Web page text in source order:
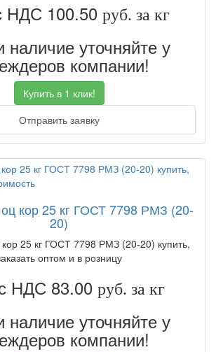
НДС 100.50 руб. за кг
уточняйте у
компании!
Купить в 1 клик!
Отправить заявку
кор 25 кг ГОСТ 7798 РМЗ (20-
20)
25 кг ГОСТ 7798 РМЗ (20-20) купить,
оптом и в розницу
НДС 83.00 руб. за кг
уточняйте у
компании!